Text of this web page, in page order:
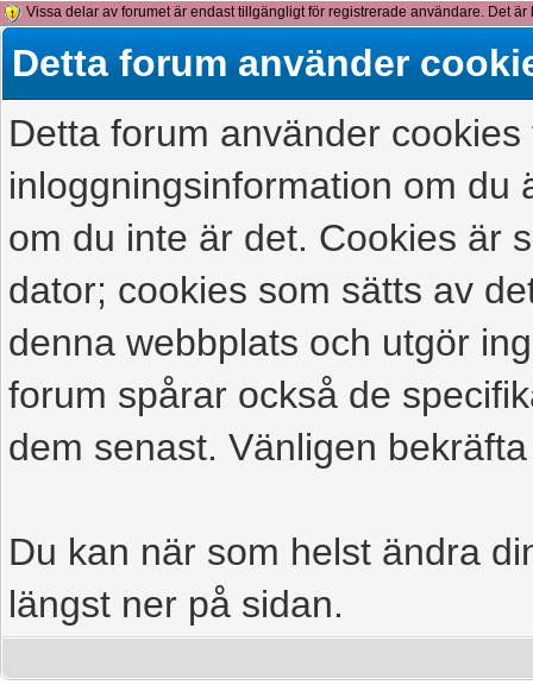
Vissa delar av forumet är endast tillgängligt för registrerade användare. Det
detta meddelande.
Detta forum använder
Detta forum använder
inloggningsinformation om du
om du inte är det. Cookies är
dator; cookies som sätts av
denna webbplats och utgör
forum spårar också de
dem senast. Vänligen
Du kan när som helst ändra
längst ner på sidan.